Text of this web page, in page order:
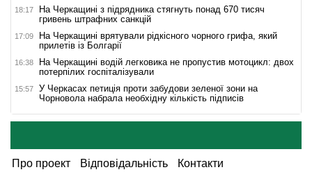
18:17
На Черкащині з підрядника стягнуть понад 670 тисяч
гривень штрафних санкцій
17:09
На Черкащині врятували рідкісного чорного грифа, який
прилетів із Болгарії
16:38
На Черкащині водій легковика не пропустив мотоцикл: двох
потерпілих госпіталізували
15:57
У Черкасах петиція проти забудови зеленої зони на
Чорновола набрала необхідну кількість підписів
Про проект Відповідальність Контакти